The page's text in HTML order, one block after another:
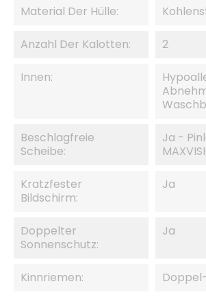
Material Der Hülle:
Anzahl Der Kalotten: 2
Innen:
Beschlagfreie
Scheibe:
Ja -
Kratzfester
Bildschirm:
Ja
Doppelter
Sonnenschutz:
Ja
Kinnriemen: